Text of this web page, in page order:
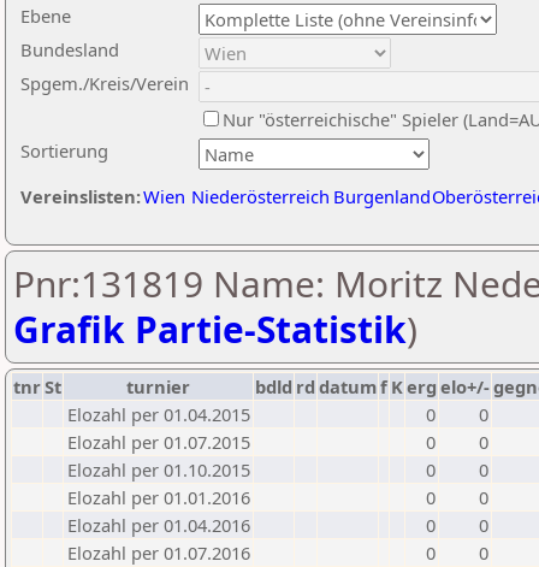
Ebene
Sortierung
Bundesland
Spgem./Kreis/Verein
Nur "österreichische" Spieler
Vereinslisten:Wien Niederösterreich Burgenland
Pnr:131819 Name: Moritz
Grafik Partie-Statistik)
tnrSt turnier bdld rd datumf Kerg elo+/-
Elozahl per 01.04.2015
0
0
Elozahl per 01.07.2015
0
0
Elozahl per 01.10.2015
0
0
Elozahl per 01.01.2016
0
0
Elozahl per 01.04.2016
0
0
Elozahl per 01.07.2016
0
0